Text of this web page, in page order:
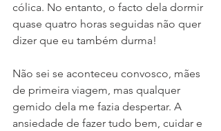
cólica. No entanto, o facto dela dormir
quase quatro horas seguidas não quer
dizer que eu também durma!
Não sei se aconteceu convosco, mães
de primeira viagem, mas qualquer
gemido dela me fazia despertar. A
ansiedade de fazer tudo bem, cuidar e